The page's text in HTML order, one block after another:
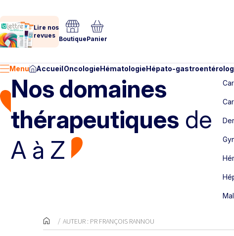
Lire nos
revues BoutiquePanier
Menu AccueilOncologieHématologieHépato-
Nos domaines
thérapeutiques de
A à Z
AUTEUR : PR FRANÇOIS RANNOU